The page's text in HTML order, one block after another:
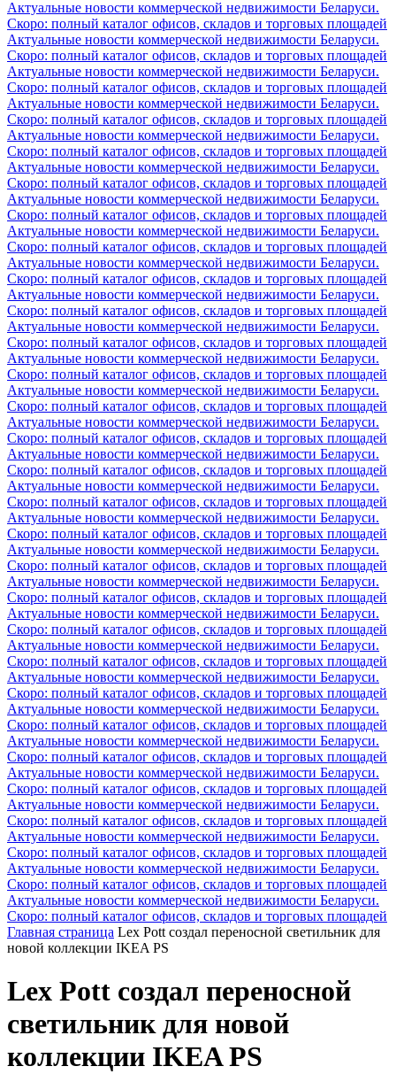
Актуальные новости коммерческой недвижимости Беларуси.
Скоро: полный каталог офисов, складов и торговых площадей
Актуальные новости коммерческой недвижимости Беларуси.
Скоро: полный каталог офисов, складов и торговых площадей
Актуальные новости коммерческой недвижимости Беларуси.
Скоро: полный каталог офисов, складов и торговых площадей
Актуальные новости коммерческой недвижимости Беларуси.
Скоро: полный каталог офисов, складов и торговых площадей
Актуальные новости коммерческой недвижимости Беларуси.
Скоро: полный каталог офисов, складов и торговых площадей
Актуальные новости коммерческой недвижимости Беларуси.
Скоро: полный каталог офисов, складов и торговых площадей
Актуальные новости коммерческой недвижимости Беларуси.
Скоро: полный каталог офисов, складов и торговых площадей
Актуальные новости коммерческой недвижимости Беларуси.
Скоро: полный каталог офисов, складов и торговых площадей
Актуальные новости коммерческой недвижимости Беларуси.
Скоро: полный каталог офисов, складов и торговых площадей
Актуальные новости коммерческой недвижимости Беларуси.
Скоро: полный каталог офисов, складов и торговых площадей
Актуальные новости коммерческой недвижимости Беларуси.
Скоро: полный каталог офисов, складов и торговых площадей
Актуальные новости коммерческой недвижимости Беларуси.
Скоро: полный каталог офисов, складов и торговых площадей
Актуальные новости коммерческой недвижимости Беларуси.
Скоро: полный каталог офисов, складов и торговых площадей
Актуальные новости коммерческой недвижимости Беларуси.
Скоро: полный каталог офисов, складов и торговых площадей
Актуальные новости коммерческой недвижимости Беларуси.
Скоро: полный каталог офисов, складов и торговых площадей
Актуальные новости коммерческой недвижимости Беларуси.
Скоро: полный каталог офисов, складов и торговых площадей
Актуальные новости коммерческой недвижимости Беларуси.
Скоро: полный каталог офисов, складов и торговых площадей
Актуальные новости коммерческой недвижимости Беларуси.
Скоро: полный каталог офисов, складов и торговых площадей
Актуальные новости коммерческой недвижимости Беларуси.
Скоро: полный каталог офисов, складов и торговых площадей
Актуальные новости коммерческой недвижимости Беларуси.
Скоро: полный каталог офисов, складов и торговых площадей
Актуальные новости коммерческой недвижимости Беларуси.
Скоро: полный каталог офисов, складов и торговых площадей
Актуальные новости коммерческой недвижимости Беларуси.
Скоро: полный каталог офисов, складов и торговых площадей
Актуальные новости коммерческой недвижимости Беларуси.
Скоро: полный каталог офисов, складов и торговых площадей
Актуальные новости коммерческой недвижимости Беларуси.
Скоро: полный каталог офисов, складов и торговых площадей
Актуальные новости коммерческой недвижимости Беларуси.
Скоро: полный каталог офисов, складов и торговых площадей
Актуальные новости коммерческой недвижимости Беларуси.
Скоро: полный каталог офисов, складов и торговых площадей
Актуальные новости коммерческой недвижимости Беларуси.
Скоро: полный каталог офисов, складов и торговых площадей
Актуальные новости коммерческой недвижимости Беларуси.
Скоро: полный каталог офисов, складов и торговых площадей
Актуальные новости коммерческой недвижимости Беларуси.
Скоро: полный каталог офисов, складов и торговых площадей
Главная страница Lex Pott создал переносной светильник для
новой коллекции IKEA PS
Lex Pott создал переносной
светильник для новой
коллекции IKEA PS